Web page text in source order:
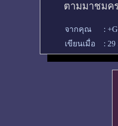
ตามมาชมค
จากคุณ :
เขียนเมื่อ
: 29